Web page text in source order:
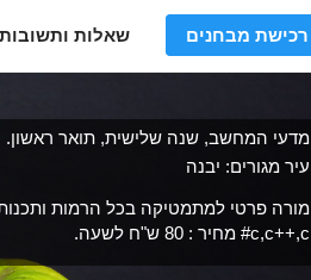
רכישת מבחנים שאלות ותשובות
מדעי המחשב, שנה שלישית, תואר ראשון.
עיר מגורים: יבנה
מורה פרטי למתמטיקה בכל הרמות
c,c++,c# מחיר : 80 ש"ח לשעה.